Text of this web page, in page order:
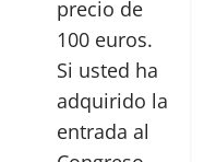
precio de
100 euros.
Si usted ha
adquirido la
entrada al